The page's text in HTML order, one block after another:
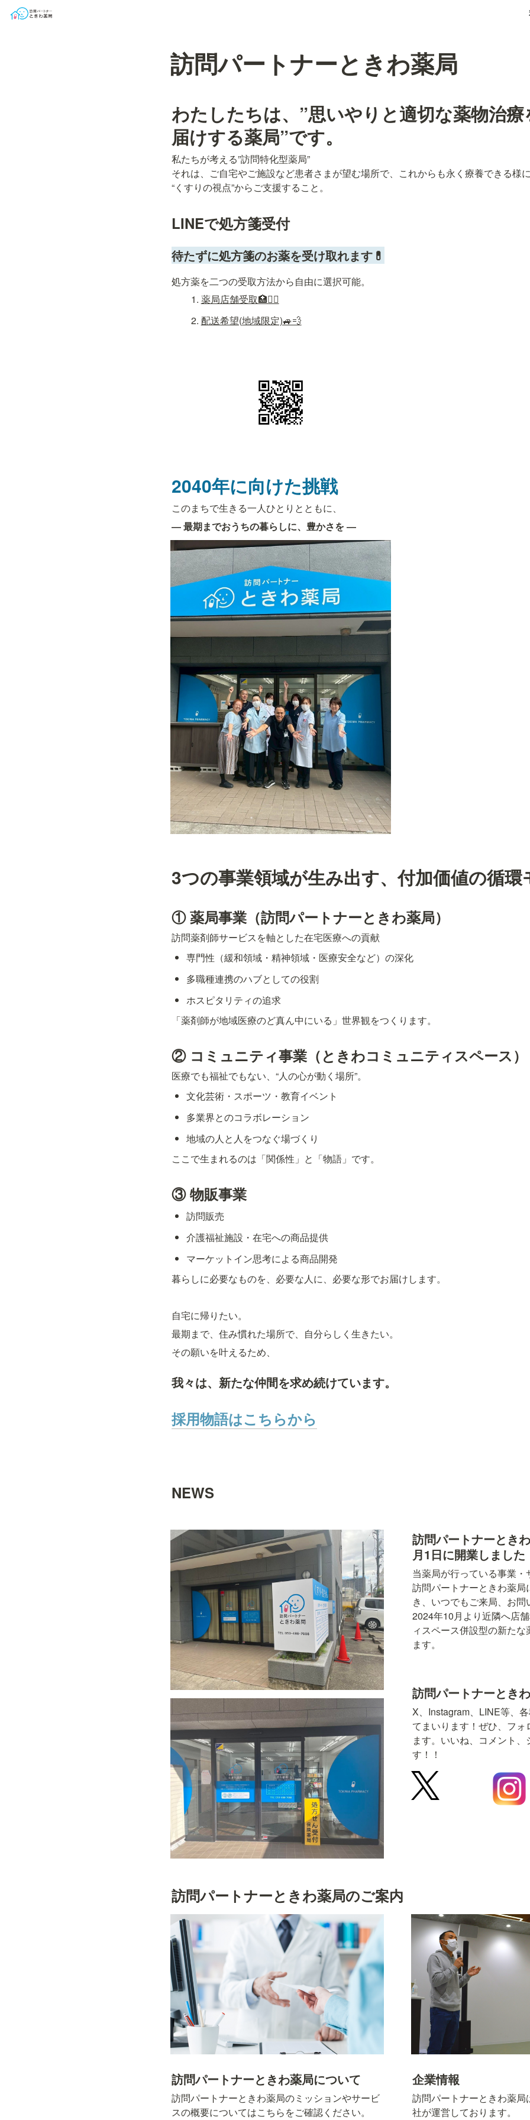
訪問パートナーときわ薬局
わたしたちは、”思いやりと適切な薬物治
届けする薬局”です。
私たちが考える”訪問特化型薬局”
それは、ご自宅やご施設など患者さまが望む場所で、これからも永く療養できる様
“くすりの視点”からご支援すること。
LINEで処方箋受付
待たずに処方箋のお薬を受け取れます 💊
処方薬を二つの受取方法から自由に選択可能。
薬局店舗受取🏥👩‍⚕️
配送希望(地域限定)🚙💨
2040年に向けた挑戦
このまちで生きる一人ひとりとともに、
― 最期までおうちの暮らしに、豊かさを ―
3つの事業領域が生み出す、付加価値の循環
① 薬局事業（訪問パートナーときわ薬局）
訪問薬剤師サービスを軸とした在宅医療への貢献
専門性（緩和領域・精神領域・医療安全など）の深化
多職種連携のハブとしての役割
ホスピタリティの追求
「薬剤師が地域医療のど真ん中にいる」世界観をつくります。
② コミュニティ事業（ときわコミュニティスペース）
医療でも福祉でもない、“人の心が動く場所”。
文化芸術・スポーツ・教育イベント
多業界とのコラボレーション
地域の人と人をつなぐ場づくり
ここで生まれるのは「関係性」と「物語」です。
③ 物販事業
訪問販売
介護福祉施設・在宅への商品提供
マーケットイン思考による商品開発
暮らしに必要なものを、必要な人に、必要な形でお届けします。
自宅に帰りたい。
最期まで、住み慣れた場所で、自分らしく生きたい。
その願いを叶えるため、
我々は、新たな仲間を求め続けています。
採用物語はこちらから
NEWS
訪問パートナーとき
月1日に開業しました
当薬局が行っている事業
訪問パートナーときわ薬
き、いつでもご来局、お
2024年10月より近隣へ店
ィスペース併設型の新た
ます。
訪問パートナーとき
X、Instagram、LINE等、
てまいります！ぜひ、フ
ます。いいね、コメント
す！！
訪問パートナーときわ薬局のご案内
訪問パートナーときわ薬局について
訪問パートナーときわ薬局のミッションやサービ
スの概要についてはこちらをご確認ください。
企業情報
訪問パートナーときわ薬
社が運営しております。